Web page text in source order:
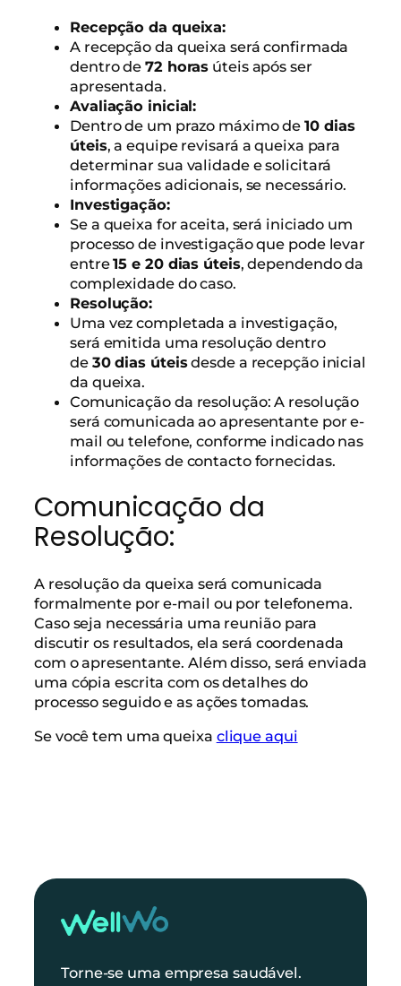
Recepção da queixa:
A recepção da queixa será confirmada
dentro de72 horas úteis após ser
apresentada.
Avaliação inicial:
Dentro de um prazo máximo de10 dias
úteis, a equipe revisará a queixa para
determinar sua validade e solicitará
informações adicionais, se necessário.
Investigação:
Se a queixa for aceita, será iniciado um
processo de investigação que pode levar
entre15 e 20 dias úteis, dependendo da
complexidade do caso.
Resolução:
Uma vez completada a investigação,
será emitida uma resolução dentro
de 30 dias úteisdesde a recepção inicial
da queixa.
Comunicação da resolução: A resolução
será comunicada ao apresentante por e-
mail ou telefone, conforme indicado nas
informações de contacto fornecidas.
Comunicação da
Resolução:
A resolução da queixa será comunicada
formalmente por e-mail ou por telefonema.
Caso seja necessária uma reunião para
discutir os resultados, ela será coordenada
com o apresentante. Além disso, será enviada
uma cópia escrita com os detalhes do
processo seguido e as ações tomadas.
Se você tem uma queixa clique aqui
Torne-se uma empresa saudável.